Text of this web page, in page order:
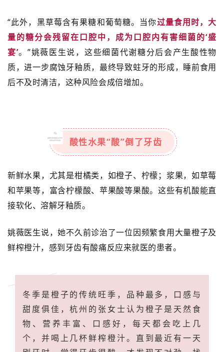
“此外，黑草莓含有果糖和葡萄糖。当你过量食用时，大
量的糖分会残留在口腔中，成为口腔内有害细菌的‘盛
宴’。”姚薇医生说，这些细菌代谢糖分后会产生酸性物
质，进一步腐蚀牙釉质，最终导致蛀牙的形成，睡前食用
后不及时清洁，这种风险会成倍增加。
酸性水果“酸”倒了牙齿
新鲜水果，尤其是柑橘类，如橙子、柠檬；浆果，如草莓
和苹果等，富含柠檬酸、苹果酸等果酸。这些有机酸能直
接软化、溶解牙釉质。
姚薇医生说，她不久前诊治了一位因频繁食用大量橙子及
鲜榨橙汁，感到牙齿有酸痛反应来就医的患者。
冬季是橙子的传统旺季，品种最多，口感与
甜度俱佳，杭州的张女士认为橙子是天然食
物、营养丰富、口感好，每天都会吃上几
个，并喝上几杯鲜榨橙汁。直到最近有一天